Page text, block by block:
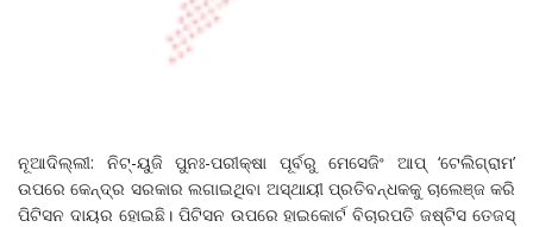
ନୂଆଦିଲ୍ଲୀ: ନିଟ୍‌-ୟୁଜି ପୁନଃ-ପରୀକ୍ଷା ପୂର୍ବରୁ ମେସେଜିଂ ଆପ୍ ‘ଟେଲିଗ୍ରାମ’
ଉପରେ କେନ୍ଦ୍ର ସରକାର ଲଗାଇଥିବା ଅସ୍ଥାୟୀ ପ୍ରତିବନ୍ଧକକୁ ଚାଲେଞ୍ଜ କରି
ପିଟିସନ ଦାୟର ହୋଇଛି। ପିଟିସନ ଉପରେ ହାଇକୋର୍ଟ ବିଚାରପତି ଜଷ୍ଟିସ ତେଜସ୍